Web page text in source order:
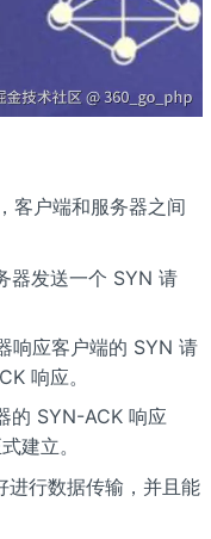
客户端和服务器之间
器发送一个 SYN 请
响应客户端的 SYN 请
响应。
的 SYN-ACK 响应
建立。
进行数据传输，并且能